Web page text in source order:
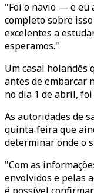
"Foi o navio — e eu
completo sobre
excelentes a
esperamos."
Um casal holandês
antes de embarcar
no dia 1 de abril,
As autoridades de
quinta‑feira que
determinar onde o
"Com as
envolvidos e pelas